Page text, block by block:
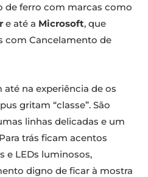
de ferro com marcas como
e até a Microsoft, que
com Cancelamento de
na experiência de os
gritam “classe”. São
linhas delicadas e um
trás ficam acentos
e LEDs luminosos,
digno de ficar à mostra